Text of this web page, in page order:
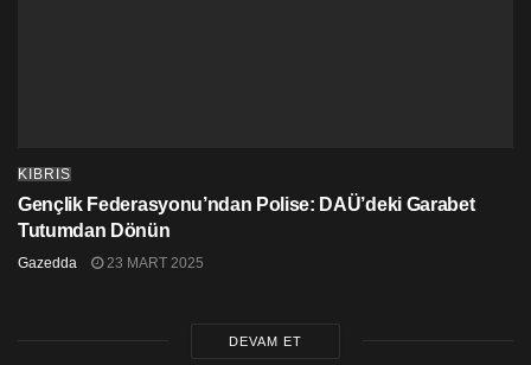
KIBRIS
Gençlik Federasyonu’ndan Polise: DAÜ’deki Garabet
Tutumdan Dönün
Gazedda 23 MART 2025
DEVAM ET